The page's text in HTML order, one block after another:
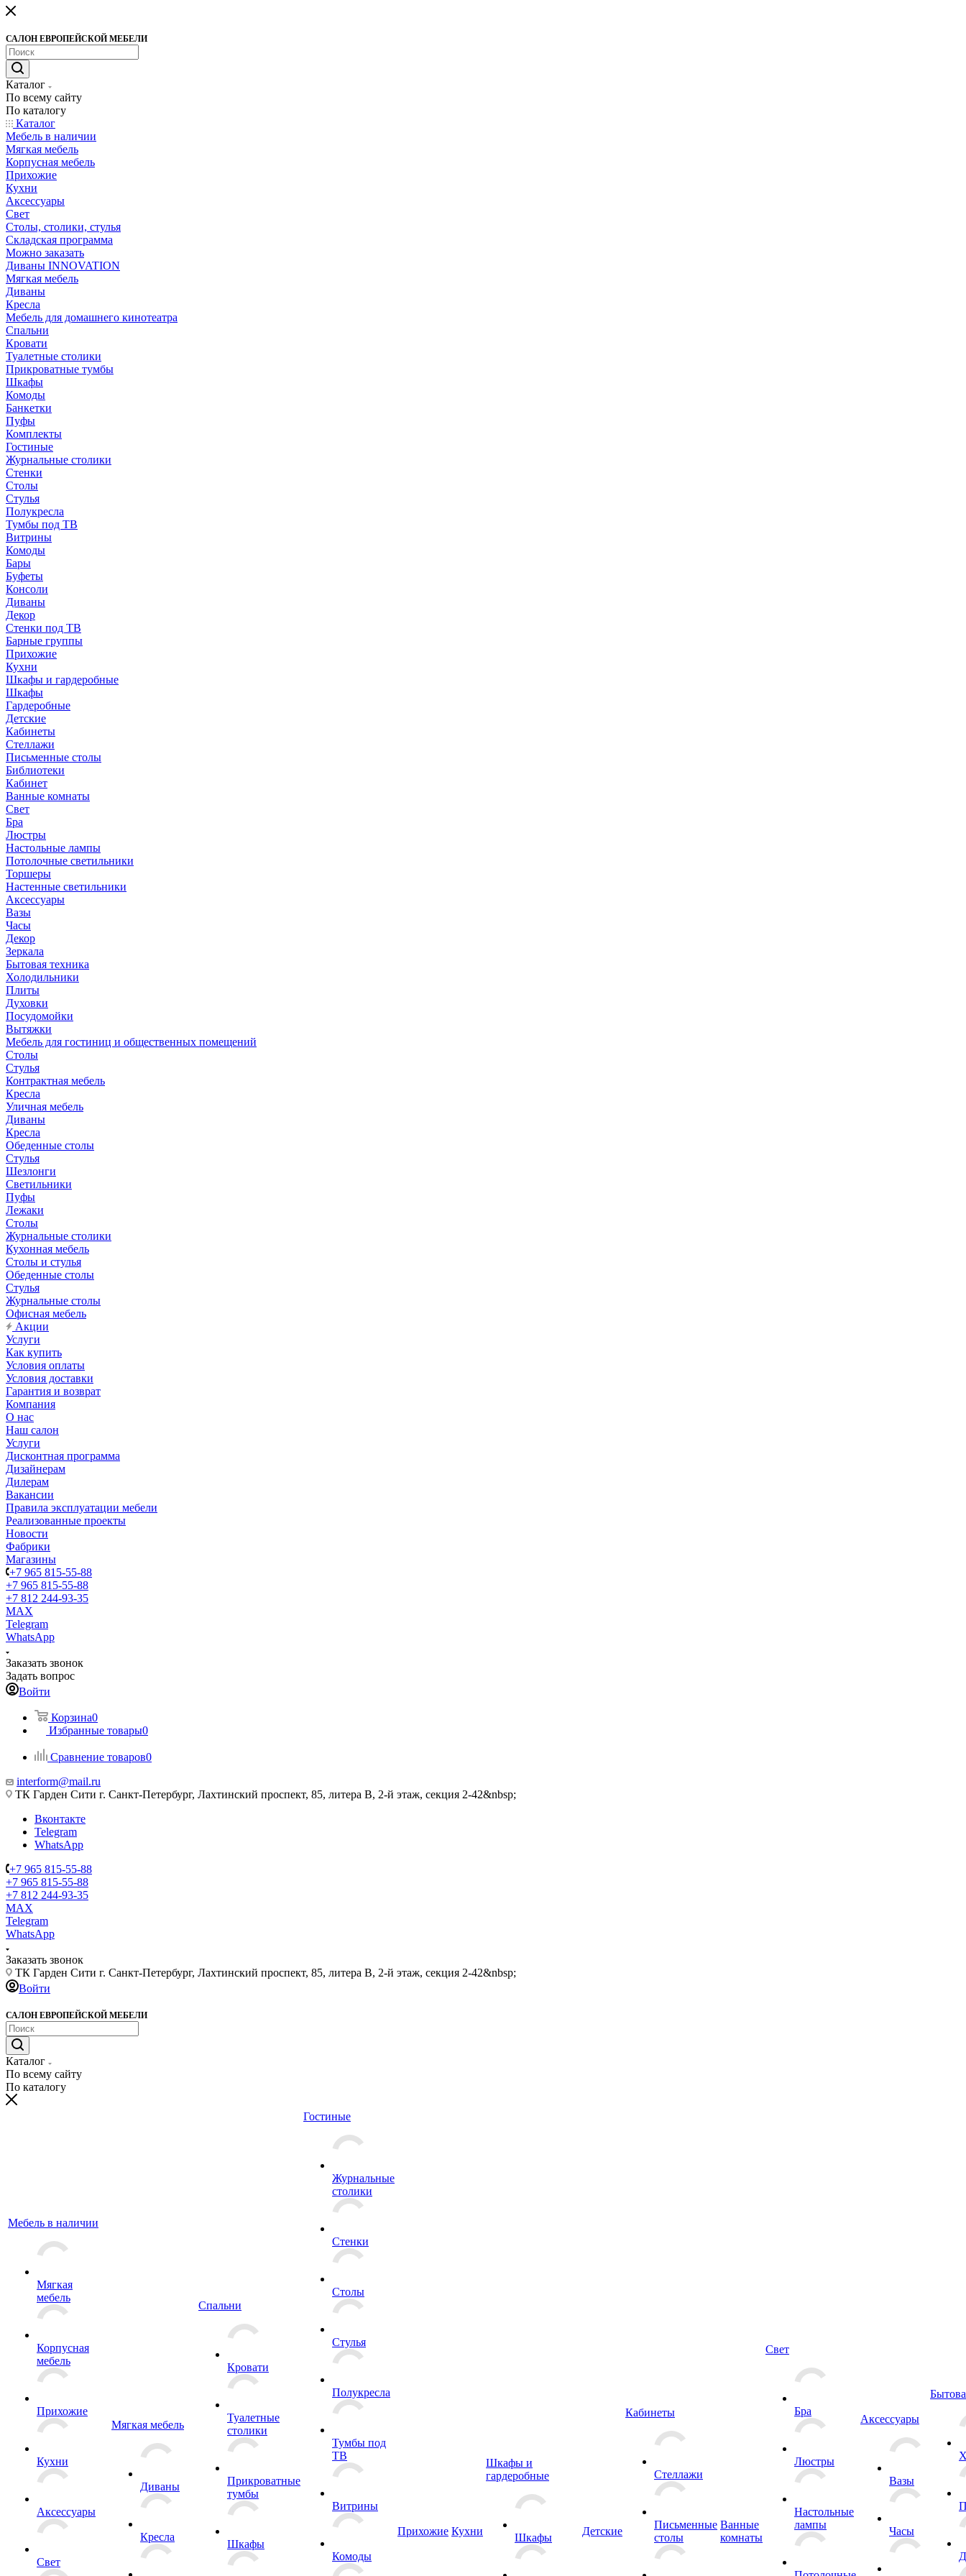
САЛОН ЕВРОПЕЙСКОЙ МЕБЕЛИ
Каталог
По всему сайту
По каталогу
Каталог
Мебель в наличии
Мягкая мебель
Корпусная мебель
Прихожие
Кухни
Аксессуары
Свет
Столы, столики, стулья
Складская программа
Можно заказать
Диваны INNOVATION
Мягкая мебель
Диваны
Кресла
Мебель для домашнего кинотеатра
Спальни
Кровати
Туалетные столики
Прикроватные тумбы
Шкафы
Комоды
Банкетки
Пуфы
Комплекты
Гостиные
Журнальные столики
Стенки
Столы
Стулья
Полукресла
Тумбы под ТВ
Витрины
Комоды
Бары
Буфеты
Консоли
Диваны
Декор
Стенки под ТВ
Барные группы
Прихожие
Кухни
Шкафы и гардеробные
Шкафы
Гардеробные
Детские
Кабинеты
Стеллажи
Письменные столы
Библиотеки
Кабинет
Ванные комнаты
Свет
Бра
Люстры
Настольные лампы
Потолочные светильники
Торшеры
Настенные светильники
Аксессуары
Вазы
Часы
Декор
Зеркала
Бытовая техника
Холодильники
Плиты
Духовки
Посудомойки
Вытяжки
Мебель для гостиниц и общественных помещений
Столы
Стулья
Контрактная мебель
Кресла
Уличная мебель
Диваны
Кресла
Обеденные столы
Стулья
Шезлонги
Светильники
Пуфы
Лежаки
Столы
Журнальные столики
Кухонная мебель
Столы и стулья
Обеденные столы
Стулья
Журнальные столы
Офисная мебель
Акции
Услуги
Как купить
Условия оплаты
Условия доставки
Гарантия и возврат
Компания
О нас
Наш салон
Услуги
Дисконтная программа
Дизайнерам
Дилерам
Вакансии
Правила эксплуатации мебели
Реализованные проекты
Новости
Фабрики
Магазины
+7 965 815-55-88
+7 965 815-55-88
+7 812 244-93-35
MAX
Telegram
WhatsApp
Заказать звонок
Задать вопрос
Войти
Корзина0
Избранные товары0
Сравнение товаров0
interform@mail.ru
ТК Гарден Сити г. Санкт-Петербург, Лахтинский проспект, 85, литера В, 2-й этаж, секция 2-42&nbsp;
Вконтакте
Telegram
WhatsApp
+7 965 815-55-88
+7 965 815-55-88
+7 812 244-93-35
MAX
Telegram
WhatsApp
Заказать звонок
ТК Гарден Сити г. Санкт-Петербург, Лахтинский проспект, 85, литера В, 2-й этаж, секция 2-42&nbsp;
Войти
САЛОН ЕВРОПЕЙСКОЙ МЕБЕЛИ
Каталог
По всему сайту
По каталогу
Мебель в наличии
Мягкая
мебель
Корпусная
мебель
Прихожие
Кухни
Аксессуары
Свет
Мягкая мебель
Диваны
Кресла
Спальни
Кровати
Туалетные
столики
Прикроватные
тумбы
Шкафы
Гостиные
Журнальные
столики
Стенки
Столы
Стулья
Полукресла
Тумбы под
ТВ
Витрины
Комоды
Прихожие Кухни
Шкафы и
гардеробные
Шкафы
Детские
Кабинеты
Стеллажи
Письменные
столы
Ванные
комнаты
Свет
Бра
Люстры
Настольные
лампы
Аксессуары
Вазы
Часы